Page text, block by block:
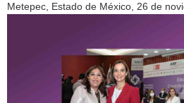
Metepec, Estado de México, 26 de